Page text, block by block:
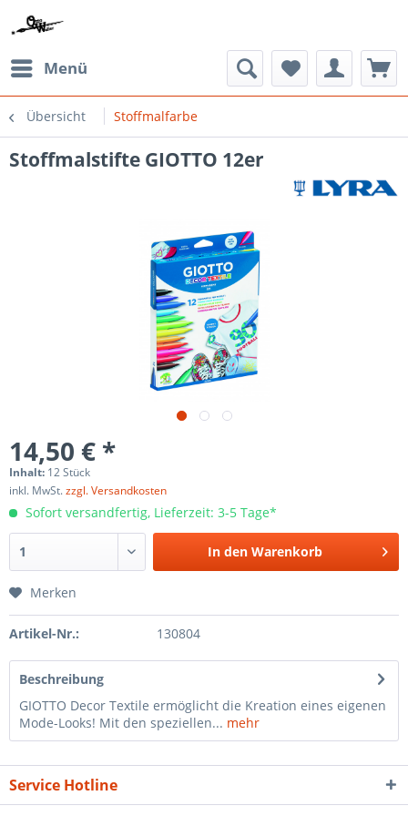
Menü
Übersicht Stoffmalfarbe
Stoffmalstifte GIOTTO 12er
14,50 € *
Inhalt: 12 Stück
inkl. MwSt.zzgl. Versandkosten
Sofort versandfertig, Lieferzeit: 3-5 Tage*
In den Warenkorb
Merken
Artikel-Nr.: 130804
Beschreibung
GIOTTO Decor Textile ermöglicht die Kreation eines eigenen
Mode-Looks! Mit den speziellen... mehr
Service Hotline